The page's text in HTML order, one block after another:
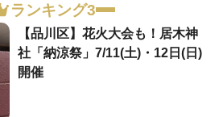
ランキング3
【品川区】花火大会も！居木神
社「納涼祭」7/11(土)・12日(日)
開催